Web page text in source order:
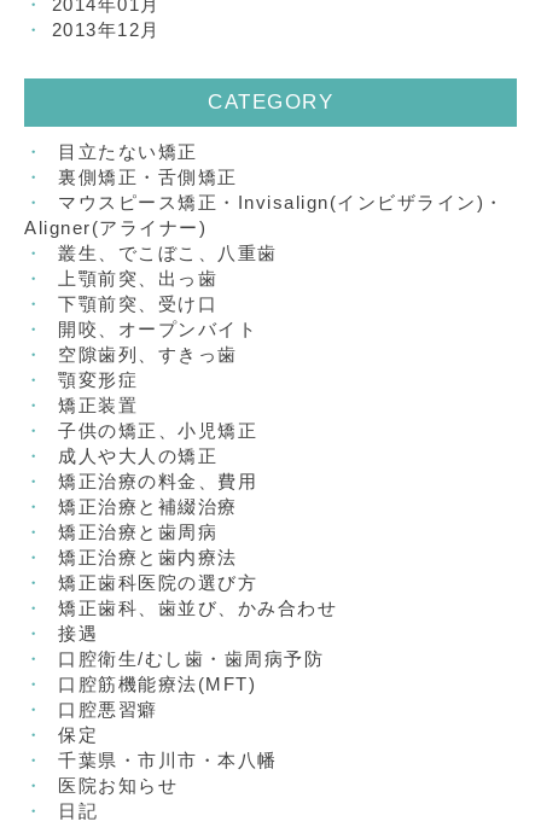
2013年12月
CATEGORY
目立たない矯正
裏側矯正・舌側矯正
マウスピース矯正・Invisalign(インビザライン)・
Aligner(アライナー)
叢生、でこぼこ、八重歯
上顎前突、出っ歯
下顎前突、受け口
開咬、オープンバイト
空隙歯列、すきっ歯
顎変形症
矯正装置
子供の矯正、小児矯正
成人や大人の矯正
矯正治療の料金、費用
矯正治療と補綴治療
矯正治療と歯周病
矯正治療と歯内療法
矯正歯科医院の選び方
矯正歯科、歯並び、かみ合わせ
接遇
口腔衛生/むし歯・歯周病予防
口腔筋機能療法(MFT)
口腔悪習癖
保定
千葉県・市川市・本八幡
医院お知らせ
日記